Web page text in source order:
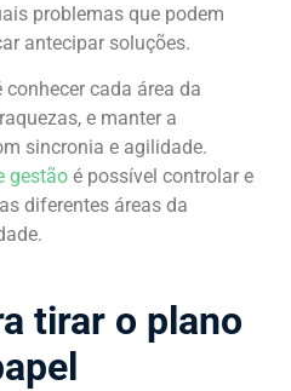
problemas que podem
antecipar soluções.
cada área da
e manter a
sincronia e agilidade.
gestão é possível controlar e
diferentes áreas da
tirar o plano